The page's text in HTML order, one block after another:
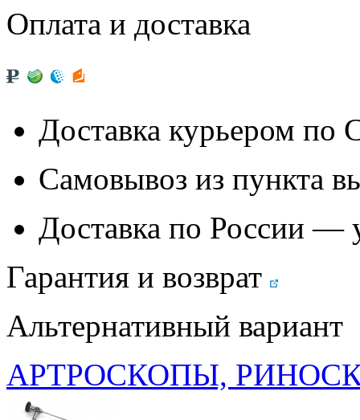
Оплата и доставка
Доставка курьером
Самовывоз из пункта
Доставка по России —
Гарантия и возврат
Альтернативный вариант
АРТРОСКОПЫ,